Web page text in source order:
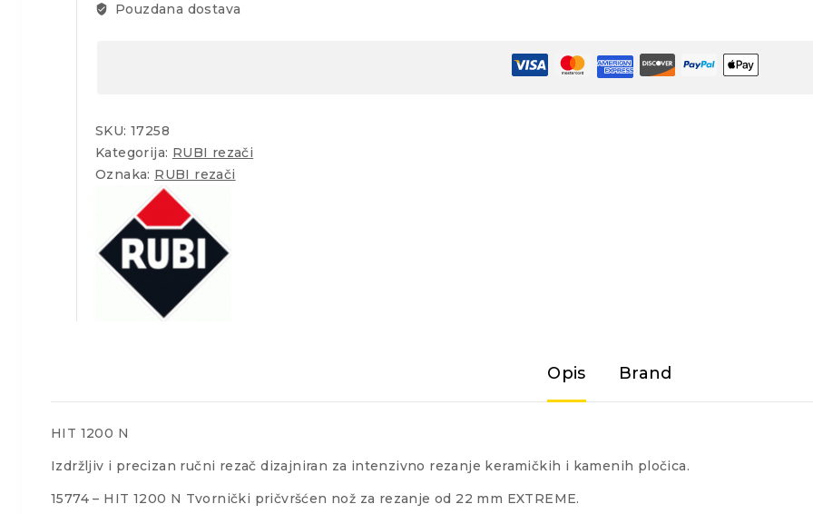
Pouzdana dostava
SKU: 17258
Kategorija: RUBI rezači
Oznaka: RUBI rezači
Opis Brand
HIT 1200 N
Izdržljiv i precizan ručni rezač dizajniran za intenzivno rezanje keramičkih i kamenih pločica.
15774 – HIT 1200 N Tvornički pričvršćen nož za rezanje od 22 mm EXTREME.